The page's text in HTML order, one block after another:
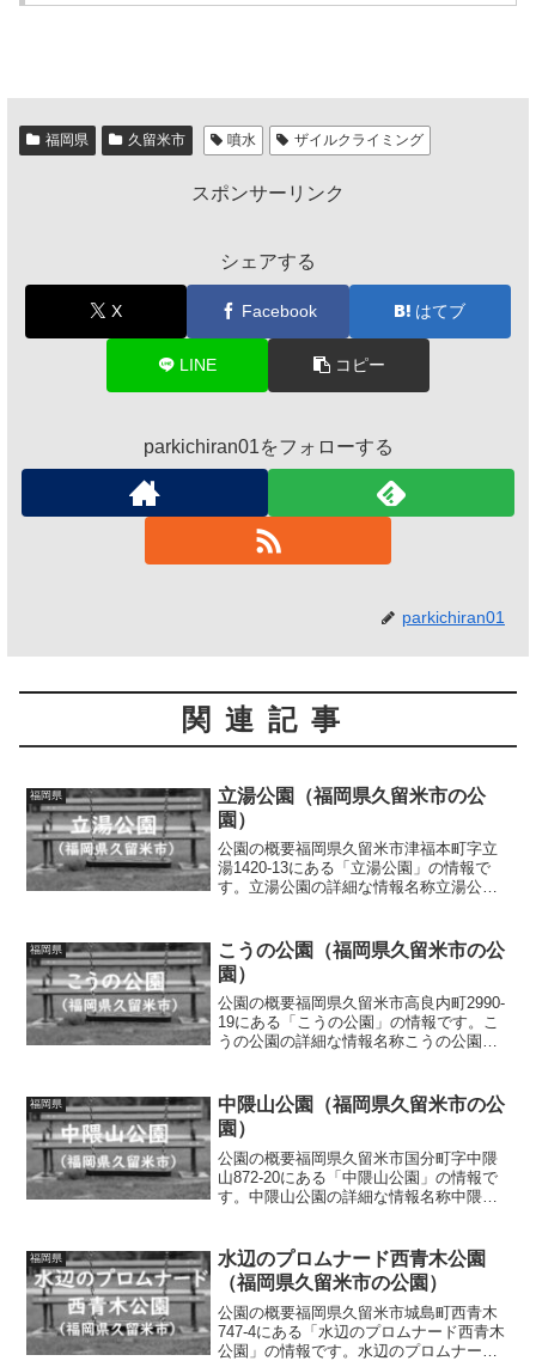
福岡県 久留米市 噴水 ザイルクライミング
スポンサーリンク
シェアする
X Facebook はてブ
LINE コピー
parkichiran01をフォローする
parkichiran01
関連記事
福岡県
立湯公園（福岡県久留米市の公
園）
公園の概要福岡県久留米市津福本町字立
湯1420-13にある「立湯公園」の情報で
す。立湯公園の詳細な情報名称立湯公園
遊具滑り台、砂場、ベンチトイレの有無
なし車椅子対...
福岡県
こうの公園（福岡県久留米市の公
園）
公園の概要福岡県久留米市高良内町2990-
19にある「こうの公園」の情報です。こ
うの公園の詳細な情報名称こうの公園所
ング遊具、ベンチトイレの有無なし車椅
子対応 ...
福岡県
中隈山公園（福岡県久留米市の公
園）
公園の概要福岡県久留米市国分町字中隈
山872-20にある「中隈山公園」の情報で
す。中隈山公園の詳細な情報名称中隈山
設・遊具滑り台、スプリング遊具トイレ
の有無なし車椅...
福岡県
水辺のプロムナード西青木公園
（福岡県久留米市の公園）
公園の概要福岡県久留米市城島町西青木
747-4にある「水辺のプロムナード西青木
公園」の情報です。水辺のプロムナード